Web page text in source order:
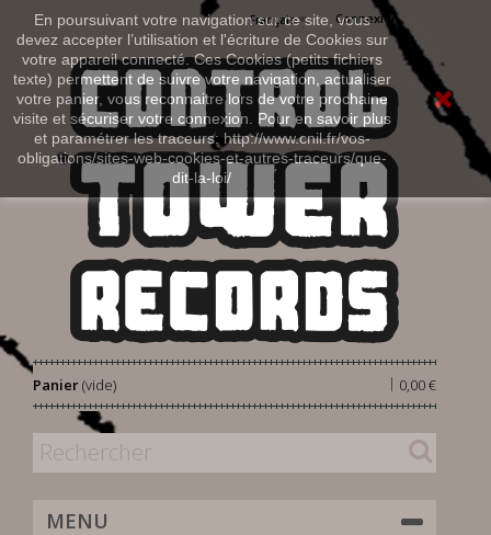
En poursuivant votre navigation sur ce site, vous
devez accepter l’utilisation et l'écriture de Cookies sur
votre appareil connecté. Ces Cookies (petits fichiers
texte) permettent de suivre votre navigation, actualiser
votre panier, vous reconnaitre lors de votre prochaine
visite et sécuriser votre connexion. Pour en savoir plus
et paramétrer les traceurs: http://www.cnil.fr/vos-
obligations/sites-web-cookies-et-autres-traceurs/que-
dit-la-loi/
Connexion
Français
Panier 0,00 €
|
(vide)
MENU